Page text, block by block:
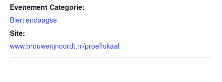
Evenement Categorie:
Biertiendaagse
Site:
www.brouwerijnoordt.nl/proeflokaal